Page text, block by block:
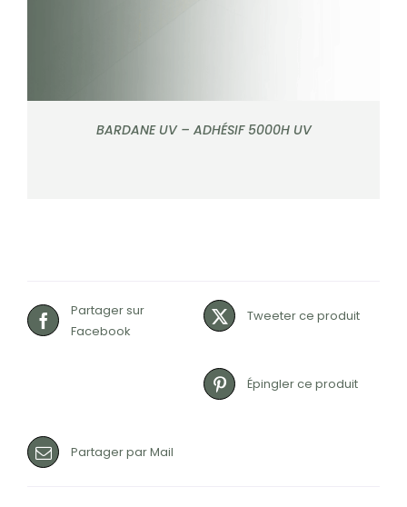
BARDANE UV – ADHÉSIF 5000H UV
Partager sur
Facebook
Tweeter ce produit
Épingler ce produit
Partager par Mail